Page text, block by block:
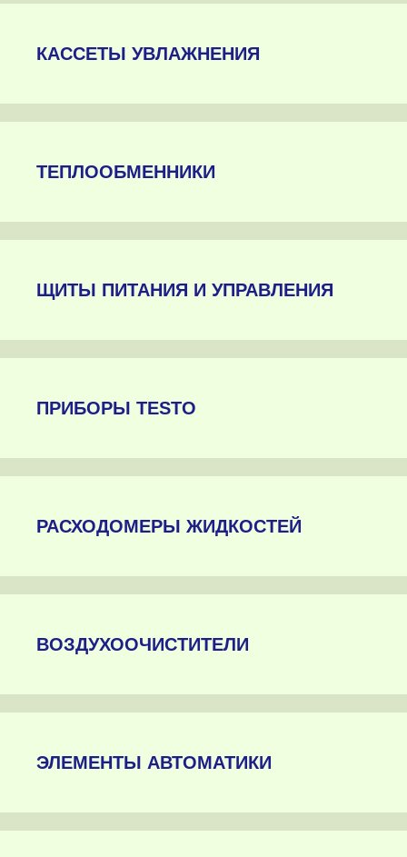
КАССЕТЫ УВЛАЖНЕНИЯ
ТЕПЛООБМЕННИКИ
ЩИТЫ ПИТАНИЯ И УПРАВЛЕНИЯ
ПРИБОРЫ TESTO
РАСХОДОМЕРЫ ЖИДКОСТЕЙ
ВОЗДУХООЧИСТИТЕЛИ
ЭЛЕМЕНТЫ АВТОМАТИКИ